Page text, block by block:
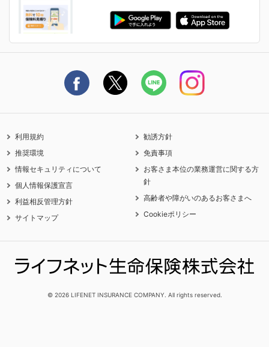
ご契約の流れと必要書類
保険料の支払い方法
生命保険料控除に関するご案内
ライフネット生命のCMページ
ライフネット生命公式note
利用規約
推奨環境
情報セキュリティについて
個人情報保護宣言
利益相反管理方針
サイトマップ
勧誘方針
免責事項
お客さま本位の業務運営に関する方
針
高齢者や障がいのあるお客さまへ
Cookieポリシー
© 2026 LIFENET INSURANCE COMPANY. All rights reserved.